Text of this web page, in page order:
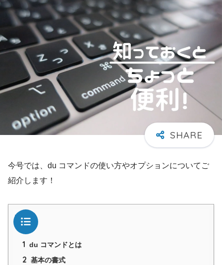
今号では、du コマンドの使い方やオプションについてご
紹介します！
目次
1 du コマンドとは
2 基本の書式